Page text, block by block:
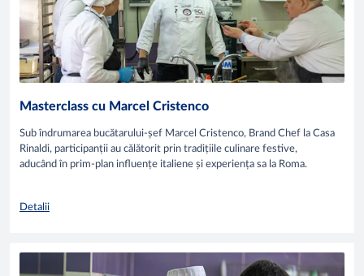
Masterclass cu Marcel Cristenco
Sub îndrumarea bucătarului-șef Marcel Cristenco, Brand Chef la Casa
Rinaldi, participanții au călătorit prin tradițiile culinare festive,
aducând în prim-plan influențe italiene și experiența sa la Roma.
Detalii